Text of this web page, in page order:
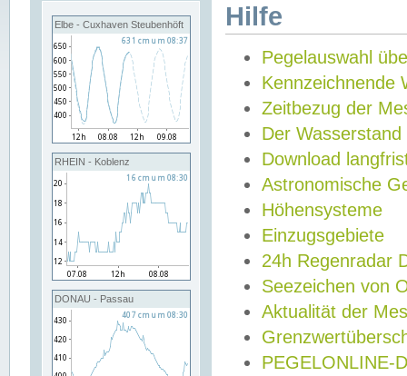
Elbe - Cuxhaven Steubenhöft
RHEIN - Koblenz
DONAU - Passau
Hilfe
Pegelauswahl
Kennzeichnende
Zeitbezug der
Der Wasserstand
Download
Astronomische
Höhensysteme
Einzugsgebiete
24h Regenradar
Seezeichen von
Aktualität der
PEGELONLINE-